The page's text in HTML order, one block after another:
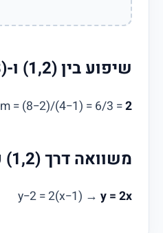
שיפוע בין (1,2) ו-(4,8)
m = (8−2)/(4−1) = 6/3 =2
משוואה דרך (1,2) עם m=2
y−2 = 2(x−1) → y = 2x